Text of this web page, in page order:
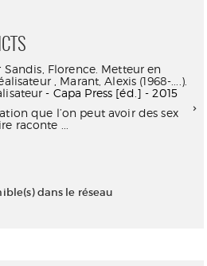
Sandis, Florence. Metteur en
, Marant, Alexis (1968-....).
- Capa Press [éd.] - 2015
que l’on peut avoir des sex
raconte ...
dans le réseau